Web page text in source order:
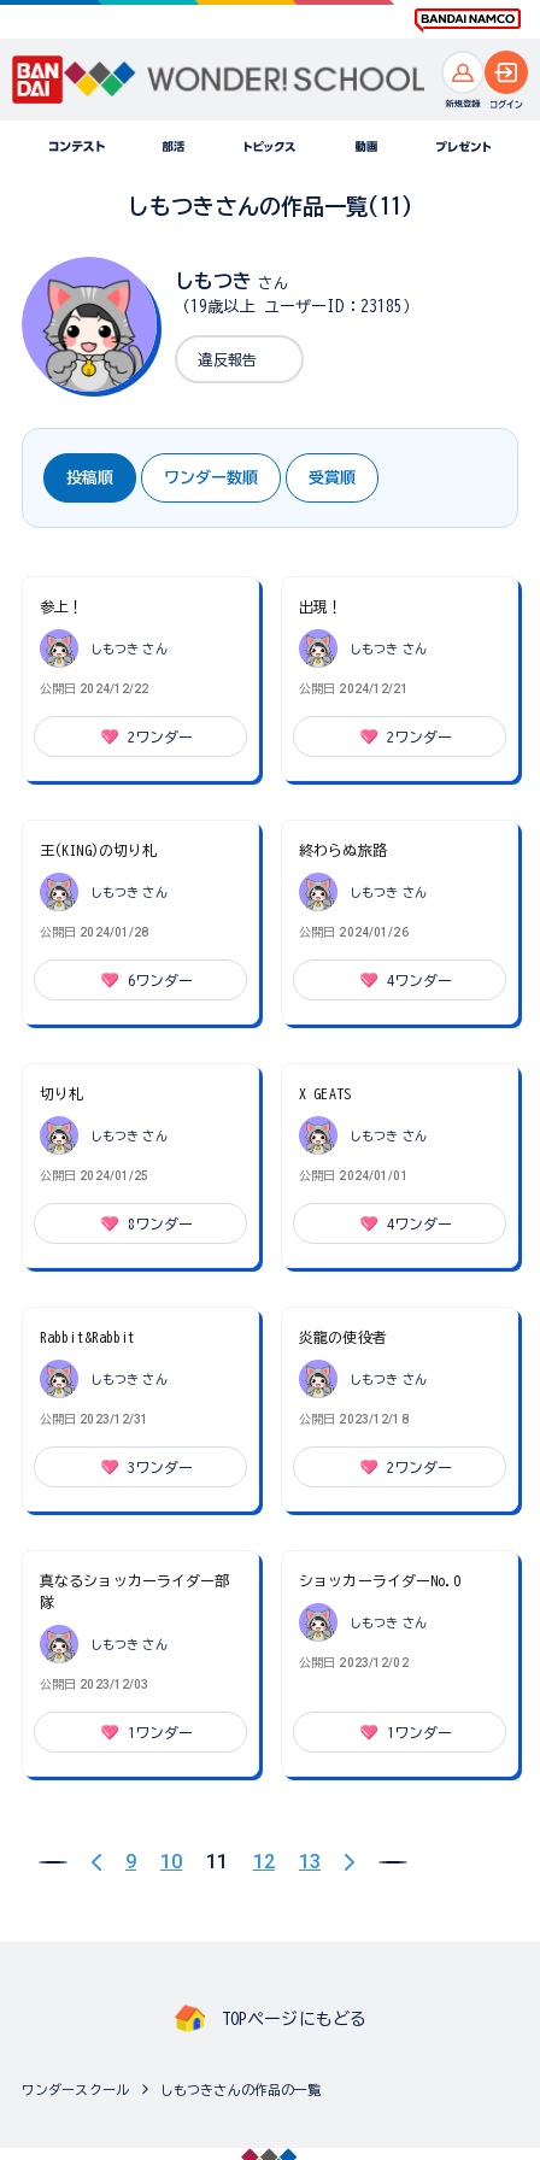
しもつきさんの作品一覧(11)
しもつき さん
（19歳以上 ユーザーID：23185）
違反報告
投稿順 ワンダー数順 受賞順
参上！
しもつき さん
公開日 2024/12/22
2 ワンダー
出現！
しもつき さん
公開日 2024/12/21
2 ワンダー
王(KING)の切り札
しもつき さん
公開日 2024/01/28
6ワンダー
終わらぬ旅路
しもつき さん
公開日 2024/01/26
4ワンダー
切り札
しもつき さん
公開日 2024/01/25
8 ワンダー
X GEATS
しもつき さん
公開日 2024/01/01
4ワンダー
Rabbit&Rabbit
しもつき さん
公開日 2023/12/31
3 ワンダー
炎龍の使役者
しもつき さん
公開日 2023/12/18
2 ワンダー
真なるショッカーライダー部
隊
しもつき さん
公開日 2023/12/03
1 ワンダー
ショッカーライダーNo.0
しもつき さん
公開日 2023/12/02
1 ワンダー
9 10 11 12 13
TOPページにもどる
ワンダースクール しもつきさんの作品の一覧